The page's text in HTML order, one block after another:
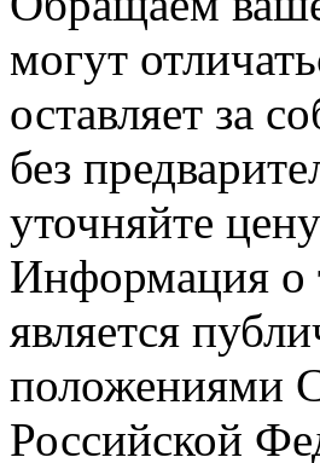
могут
оставляет за
без
уточняйте
Информация о
является
положениями
Российской